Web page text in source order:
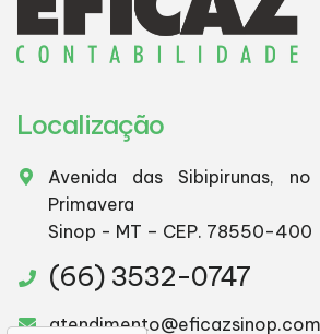
Localização
Avenida das Sibipirunas,
Primavera
Sinop - MT – CEP. 78550-400
(66) 3532-0747